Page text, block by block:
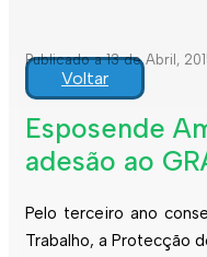
Publicado a 13 de Abril,
Voltar
Esposende
adesão ao
Pelo terceiro ano
Trabalho, a Protecção